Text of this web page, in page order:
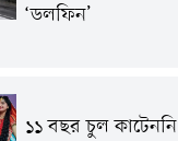
‘ডলফিন’
১১ বছর চুল